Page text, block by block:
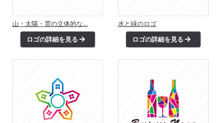
山・太陽・雲の立体的な…
ロゴの詳細を見る
水と緑のロゴ
ロゴの詳細を見る